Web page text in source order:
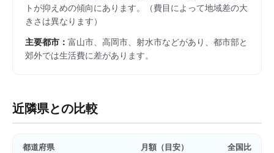
トが抑えめの傾向にあります。
（費目によって地域差の大
きさは異なります）
主要都市： 富山市、高岡市、射水市などがあり、都市部と
郊外では生活費に差があります。
近隣県との比較
都道府県 月額（目安） 全国比